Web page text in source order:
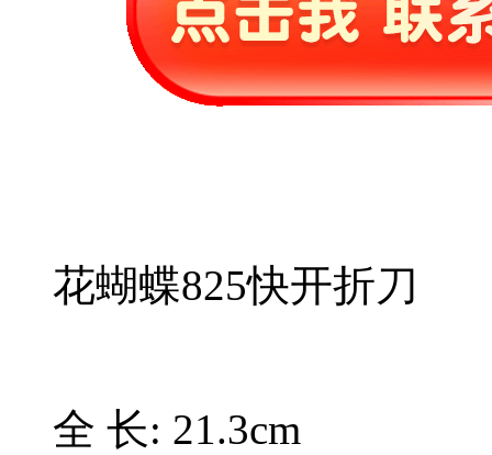
花蝴蝶825快开折刀
全 长: 21.3cm